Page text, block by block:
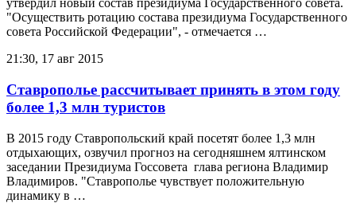
утвердил новый состав президиума Государственного совета.
"Осуществить ротацию состава президиума Государственного
совета Российской Федерации", - отмечается …
21:30, 17 авг 2015
Ставрополье рассчитывает принять в этом году
более 1,3 млн туристов
В 2015 году Ставропольский край посетят более 1,3 млн
отдыхающих, озвучил прогноз на сегодняшнем ялтинском
заседании Президиума Госсовета глава региона Владимир
Владимиров. "Ставрополье чувствует положительную
динамику в …